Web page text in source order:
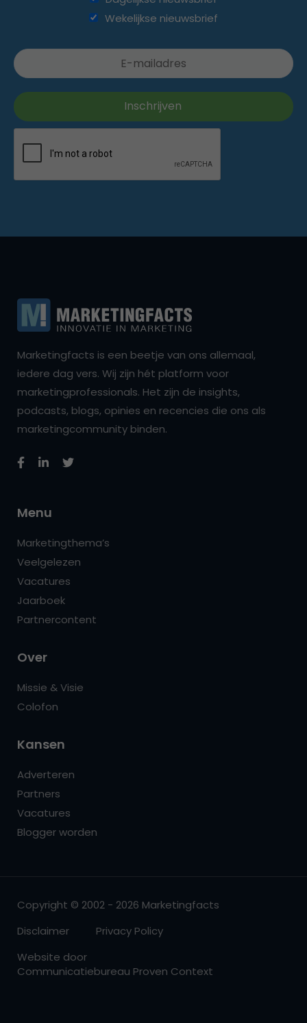
Wekelijkse nieuwsbrief
Marketingfacts is een beetje van ons allemaal,
iedere dag vers. Wij zijn hét platform voor
marketingprofessionals. Het zijn de insights,
podcasts, blogs, opinies en recencies die ons als
marketingcommunity binden.
Menu
Marketingthema’s
Veelgelezen
Vacatures
Jaarboek
Partnercontent
Over
Missie & Visie
Colofon
Kansen
Adverteren
Partners
Vacatures
Blogger worden
Copyright © 2002 - 2026 Marketingfacts
Disclaimer
Privacy Policy
Website door
Communicatiebureau Proven Context